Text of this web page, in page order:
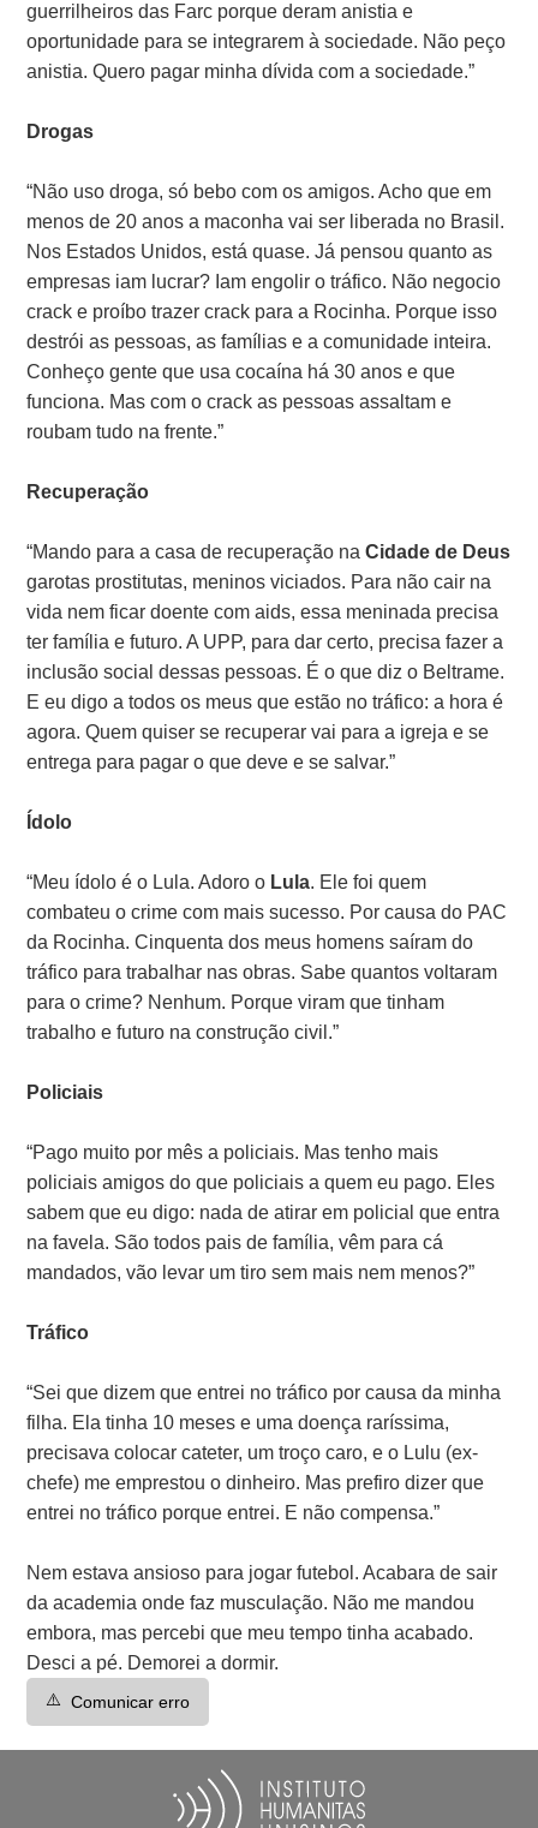
guerrilheiros das Farc porque deram anistia e
oportunidade para se integrarem à sociedade. Não peço
anistia. Quero pagar minha dívida com a sociedade.”
Drogas
“Não uso droga, só bebo com os amigos. Acho que em
menos de 20 anos a maconha vai ser liberada no Brasil.
Nos Estados Unidos, está quase. Já pensou quanto as
empresas iam lucrar? Iam engolir o tráfico. Não negocio
crack e proíbo trazer crack para a Rocinha. Porque isso
destrói as pessoas, as famílias e a comunidade inteira.
Conheço gente que usa cocaína há 30 anos e que
funciona. Mas com o crack as pessoas assaltam e
roubam tudo na frente.”
Recuperação
“Mando para a casa de recuperação naCidade de Deus
garotas prostitutas, meninos viciados. Para não cair na
vida nem ficar doente com aids, essa meninada precisa
ter família e futuro. A UPP, para dar certo, precisa fazer a
inclusão social dessas pessoas. É o que diz o Beltrame.
E eu digo a todos os meus que estão no tráfico: a hora é
agora. Quem quiser se recuperar vai para a igreja e se
entrega para pagar o que deve e se salvar.”
Ídolo
“Meu ídolo é o Lula. Adoro o Lula. Ele foi quem
combateu o crime com mais sucesso. Por causa do PAC
da Rocinha. Cinquenta dos meus homens saíram do
tráfico para trabalhar nas obras. Sabe quantos voltaram
para o crime? Nenhum. Porque viram que tinham
trabalho e futuro na construção civil.”
Policiais
“Pago muito por mês a policiais. Mas tenho mais
policiais amigos do que policiais a quem eu pago. Eles
sabem que eu digo: nada de atirar em policial que entra
na favela. São todos pais de família, vêm para cá
mandados, vão levar um tiro sem mais nem menos?”
Tráfico
“Sei que dizem que entrei no tráfico por causa da minha
filha. Ela tinha 10 meses e uma doença raríssima,
precisava colocar cateter, um troço caro, e o Lulu (ex-
chefe) me emprestou o dinheiro. Mas prefiro dizer que
entrei no tráfico porque entrei. E não compensa.”
Nem estava ansioso para jogar futebol. Acabara de sair
da academia onde faz musculação. Não me mandou
embora, mas percebi que meu tempo tinha acabado.
Desci a pé. Demorei a dormir.
⚠️ Comunicar erro